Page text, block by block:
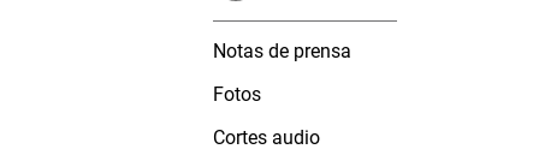
Notas de prensa
Fotos
Cortes audio